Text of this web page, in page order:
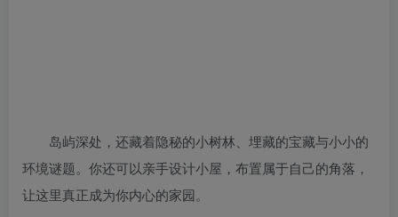
岛屿深处，还藏着隐秘的小树林、埋藏的宝藏与小小的
环境谜题。你还可以亲手设计小屋，布置属于自己的角落，
让这里真正成为你内心的家园。